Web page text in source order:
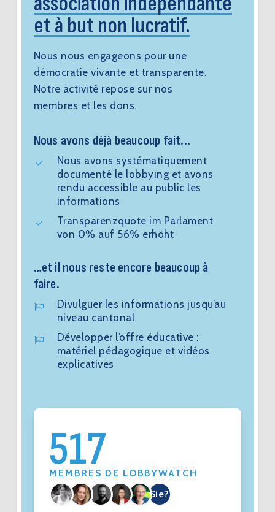
et à but non lucratif.
Nous nous engageons pour une
démocratie vivante et transparente.
Notre activité repose sur nos
membres et les dons.
Nous avons déjà beaucoup fait...
Nous avons systématiquement
documenté le lobbying et avons
rendu accessible au public les
informations
Transparenzquote im Parlament
von 0% auf 56% erhöht
…et il nous reste encore beaucoup à
faire.
Divulguer les informations jusqu’au
niveau cantonal
Développer l’offre éducative :
matériel pédagogique et vidéos
explicatives
517
MEMBRES DE LOBBYWATCH
Sie?